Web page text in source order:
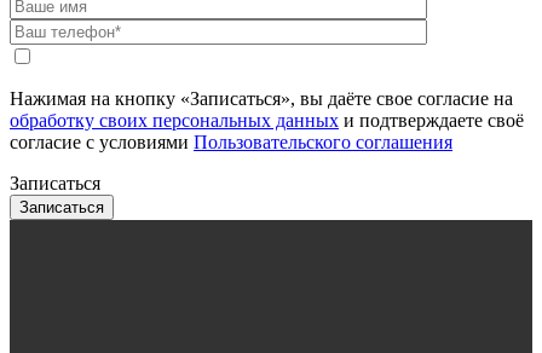
Нажимая на кнопку «Записаться», вы даёте свое согласие на
обработку своих персональных данных и подтверждаете своё
согласие с условиями Пользовательского соглашения
Записаться